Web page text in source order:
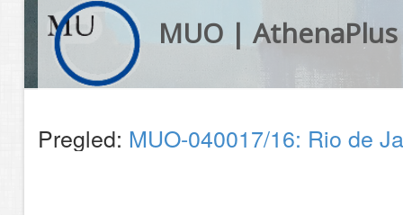
MUO | AthenaPlus
Pregled: MUO-040017/16: Rio de